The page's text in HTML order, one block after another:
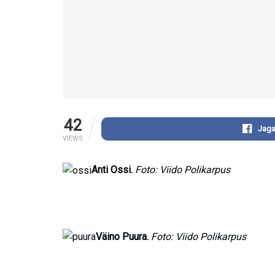
42
VIEWS
Anti Ossi. Foto: Viido Polikarpus
Väino Puura. Foto: Viido Polikarpus